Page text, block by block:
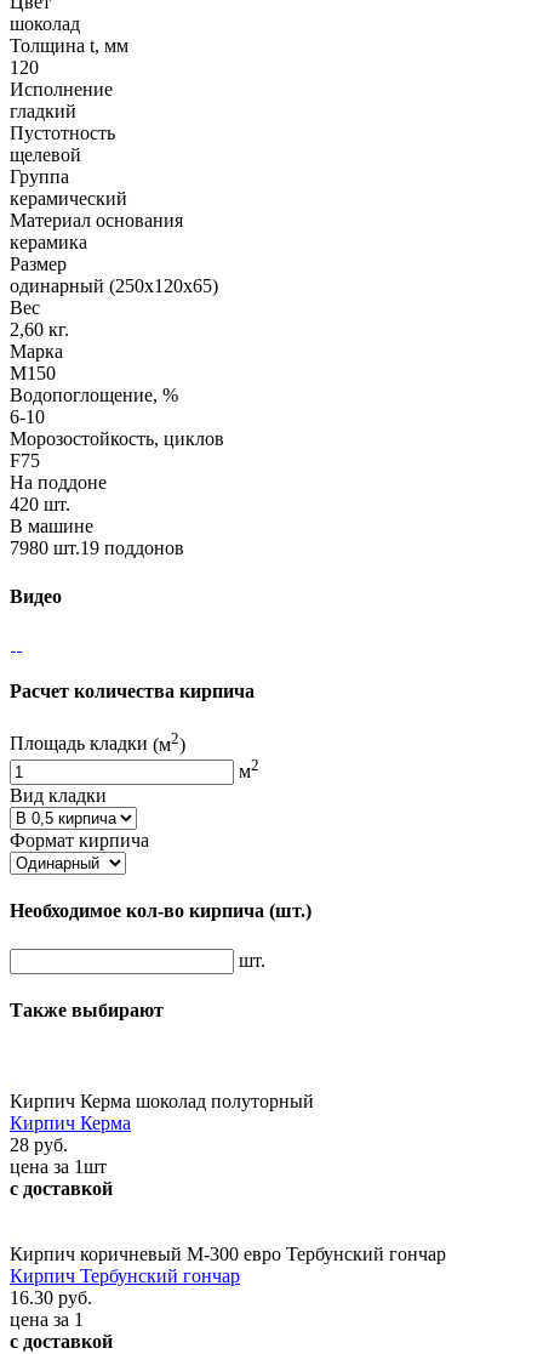
шоколад
Толщина t, мм
120
Исполнение
гладкий
Пустотность
щелевой
Группа
керамический
Материал основания
керамика
Размер
одинарный (250х120х65)
Вес
2,60 кг.
Марка
М150
Водопоглощение, %
6-10
Морозостойкость, циклов
F75
На поддоне
420 шт.
В машине
7980 шт.19 поддонов
Видео
Расчет количества кирпича
Площадь кладки (м2)
м2
Вид кладки
Формат кирпича
Необходимое кол-во кирпича (шт.)
шт.
Также выбирают
Кирпич Керма шоколад полуторный
Кирпич Керма
28 руб.
цена за 1шт
с доставкой
Кирпич коричневый М-300 евро Тербунский гончар
Кирпич Тербунский гончар
16.30 руб.
цена за 1
с доставкой